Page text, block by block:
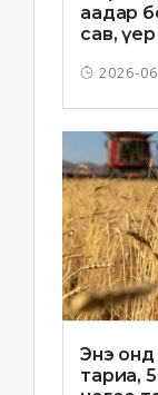
аадар
сав,
2026-
Энэ онд
тариа,